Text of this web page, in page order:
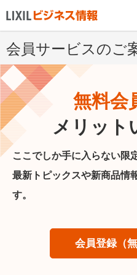
会員サービスのご
無料会
メリット
ここでしか手に入らない限
最新トピックスや新商品情
す。
会員登録（